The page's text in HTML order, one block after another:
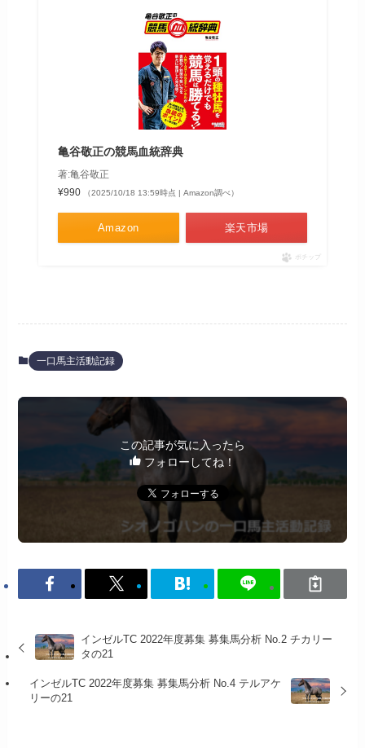
亀谷敬正の競馬血統辞典
著:亀谷敬正
¥990
（2025/10/18 13:59時点 | Amazon調べ）
Amazon 楽天市場
ポチップ
一口馬主活動記録
この記事が気に入ったら
フォローしてね！
インゼルTC 2022年度募集 募集馬分析 No.2 チカリー
タの21
インゼルTC 2022年度募集 募集馬分析 No.4 テルアケ
リーの21